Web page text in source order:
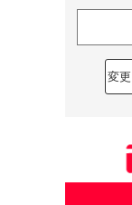
変